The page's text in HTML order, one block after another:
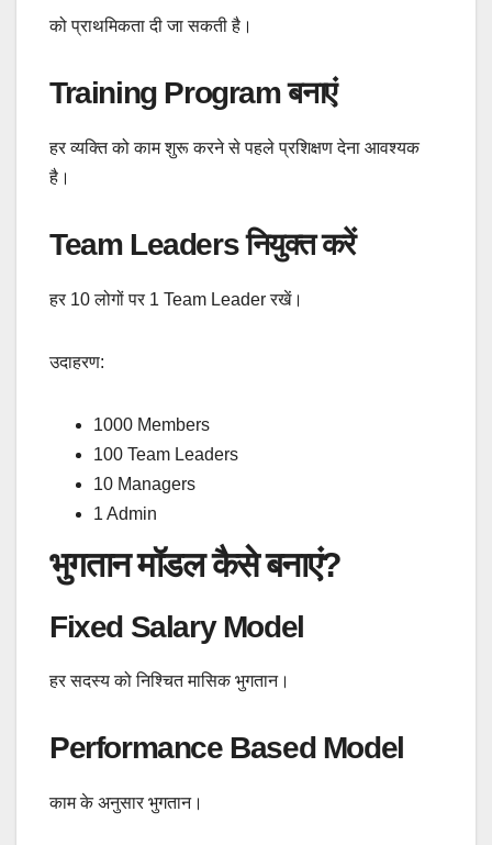
को प्राथमिकता दी जा सकती है।
Training Program बनाएं
हर व्यक्ति को काम शुरू करने से पहले प्रशिक्षण देना आवश्यक
है।
Team Leaders नियुक्त करें
हर 10 लोगों पर 1 Team Leader रखें।
उदाहरण:
1000 Members
100 Team Leaders
10 Managers
1 Admin
भुगतान मॉडल कैसे बनाएं?
Fixed Salary Model
हर सदस्य को निश्चित मासिक भुगतान।
Performance Based Model
काम के अनुसार भुगतान।